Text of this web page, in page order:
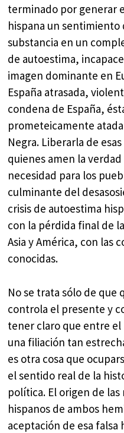
terminado por generar
hispana un sentimiento
substancia en un
de autoestima,
imagen dominante en
España atrasada,
condena de España,
prometeicamente
Negra. Liberarla de
quienes amen la
necesidad para los
culminante del
crisis de autoestima
con la pérdida final de
Asia y América, con las
conocidas.
No se trata sólo de que
controla el presente y
tener claro que entre el
una filiación tan
es otra cosa que
el sentido real de la
política. El origen de
hispanos de ambos
aceptación de esa falsa